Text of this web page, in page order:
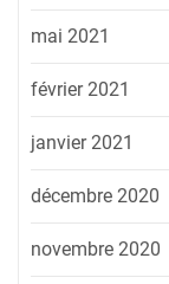
mai 2021
février 2021
janvier 2021
décembre 2020
novembre 2020